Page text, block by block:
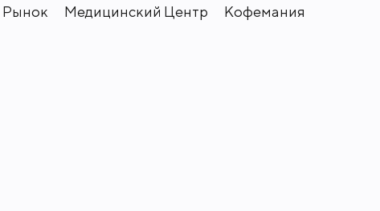
Здесь можно
Прекрасная экология
отдыха на свежем воздухе. На
Медицинский Центр
Кофемания